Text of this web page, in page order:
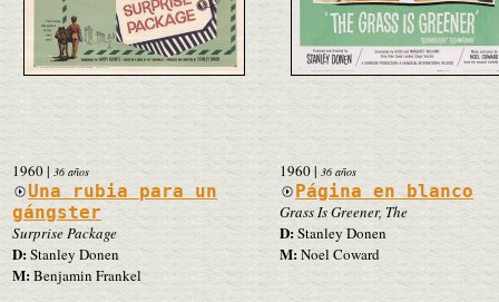
1960| 36 años
Una rubia para un
gángster
Surprise Package
D:Stanley Donen
M:Benjamin Frankel
1960|36 años
Página en blanco
Grass Is Greener, The
D:Stanley Donen
M:Noel Coward